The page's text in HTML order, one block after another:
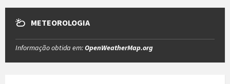
METEOROLOGIA
Informação obtida em:OpenWeatherMap.org